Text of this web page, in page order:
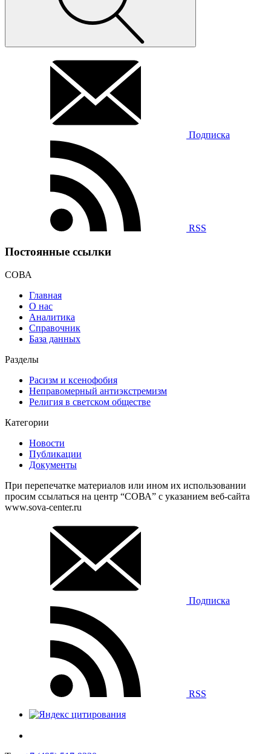
Подписка
RSS
Постоянные ссылки
СОВА
Главная
О нас
Аналитика
Справочник
База данных
Разделы
Расизм и ксенофобия
Неправомерный антиэкстремизм
Религия в светском обществе
Категории
Новости
Публикации
Документы
При перепечатке материалов или ином их использовании
просим ссылаться на центр “СОВА” с указанием веб-сайта
www.sova-center.ru
Подписка
RSS